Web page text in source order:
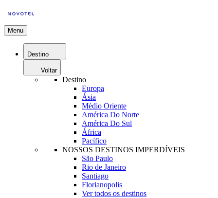
Menu
Destino
Voltar
Destino
Europa
Ásia
Médio Oriente
América Do Norte
América Do Sul
África
Pacífico
NOSSOS DESTINOS IMPERDÍVEIS
São Paulo
Rio de Janeiro
Santiago
Florianopolis
Ver todos os destinos